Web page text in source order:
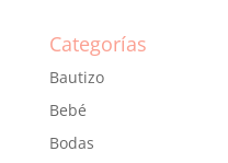
Categorías
Bautizo
Bebé
Bodas